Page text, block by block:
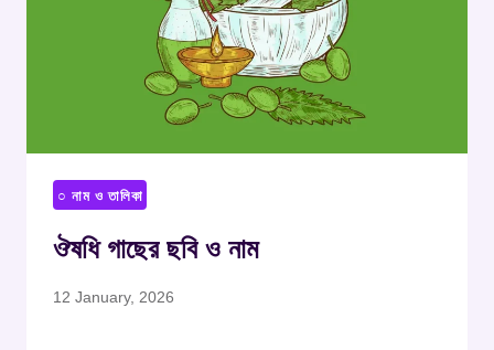
○ নাম ও তালিকা
ঔষধি গাছের ছবি ও নাম
12 January, 2026